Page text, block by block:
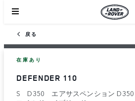
戻る
在庫あり
DEFENDER 110
S D350 エアサスペンション D350